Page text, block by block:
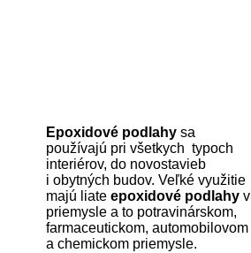
Epoxidové podlahy sa
používajú pri všetkych typoch
interiérov, do novostavieb
i obytných budov. Veľké využitie
majú liate epoxidové podlahy v
priemysle a to potravinárskom,
farmaceutickom, automobilovom
a chemickom priemysle.